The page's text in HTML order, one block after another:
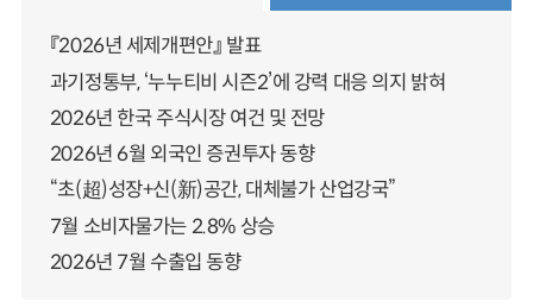
『2026년 세제개편안』 발표
과기정통부, ‘누누티비 시즌2’에 강력 대응 의지 밝혀
2026년 한국 주식시장 여건 및 전망
2026년 6월 외국인 증권투자 동향
“초(超)성장+신(新)공간, 대체불가 산업강국”
7월 소비자물가는 2.8% 상승
2026년 7월 수출입 동향